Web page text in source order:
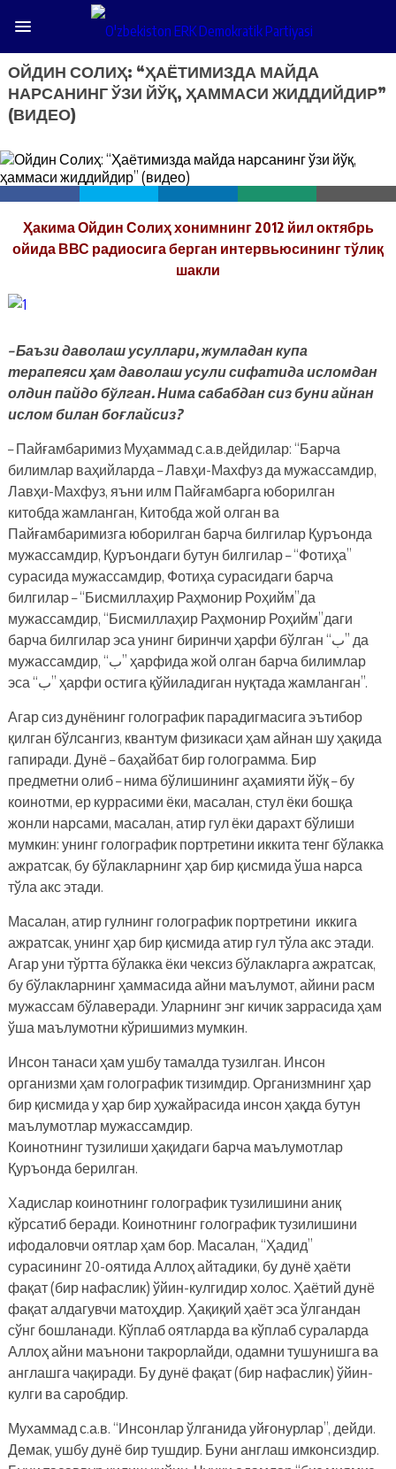
ОЙДИН СОЛИҲ: “ҲАЁТИМИЗДА МАЙДА
НАРСАНИНГ ЎЗИ ЙЎҚ, ҲАММАСИ ЖИДДИЙДИР”
(ВИДЕО)
Ҳакима Ойдин Солиҳ хонимнинг 2012 йил октябрь
ойида ВВС радиосига берган интервьюсининг тўлиқ
шакли
– Баъзи даволаш усуллари, жумладан купа
терапеяси ҳам даволаш усули сифатида исломдан
олдин пайдо бўлган. Нима сабабдан сиз буни айнан
ислом билан боғлайсиз?
– Пайғамбаримиз Муҳаммад с.а.в.дeйдилар: “Барча
билимлар ваҳийларда – Лавҳи-Махфуз да мужассамдир,
Лавҳи-Махфуз, яъни илм Пайғамбарга юборилган
китобда жамланган, Китобда жой олган ва
Пайғамбаримизга юборилган барча билгилар Қуръонда
мужассамдир, Қуръондаги бутун билгилар – “Фотиҳа”
сурасида мужассамдир, Фотиҳа сурасидаги барча
билгилар – “Бисмиллаҳир Раҳмонир Роҳийм”да
мужассамдир, “Бисмиллаҳир Раҳмонир Роҳийм”даги
барча билгилар эса унинг биринчи ҳарфи бўлган “ﺏ‎‎” да
мужассамдир, “ﺏ‎‎” ҳарфида жой олган барча билимлар
эса “ﺏ‎‎” ҳарфи остига қўйиладиган нуқтада жамланган”.
Агар сиз дунёнинг голографик парадигмасига эътибор
қилган бўлсангиз, квантум физикаси ҳам айнан шу ҳақида
гапиради. Дунё – баҳайбат бир голограмма. Бир
предметни олиб – нима бўлишининг аҳамияти йўқ – бу
коинотми, ер куррасими ёки, масалан, стул ёки бошқа
жонли нарсами, масалан, атир гул ёки дарахт бўлиши
мумкин: унинг голографик портретини иккита тенг бўлакка
ажратсак, бу бўлакларнинг ҳар бир қисмида ўша нарса
тўла акс этади.
Масалан, атир гулнинг голографик портретини иккига
ажратсак, унинг ҳар бир қисмида атир гул тўла акс этади.
Агар уни тўртта бўлакка ёки чексиз бўлакларга ажратсак,
бу бўлакларнинг ҳаммасида айни маълумот, айини расм
мужассам бўлаверади. Уларнинг энг кичик заррасида ҳам
ўша маълумотни кўришимиз мумкин.
Инсон танаси ҳам ушбу тамалда тузилган. Инсон
организми ҳам голографик тизимдир. Организмнинг ҳар
бир қисмида у ҳар бир ҳужайрасида инсон ҳақда бутун
маълумотлар мужассамдир.
Коинотнинг тузилиши ҳақидаги барча маълумотлар
Қуръонда берилган.
Хадислар коинотнинг голографик тузилишини аниқ
кўрсатиб беради. Коинотнинг голографик тузилишини
ифодаловчи оятлар ҳам бор. Масалан, “Ҳадид”
сурасининг 20-оятида Аллоҳ айтадики, бу дунё ҳаёти
фақат (бир нафаслик) ўйин-кулгидир холос. Ҳаётий дунё
фақат алдагувчи матоҳдир. Ҳақиқий ҳаёт эса ўлгандан
сўнг бошланади. Кўплаб оятларда ва кўплаб сураларда
Аллоҳ айни маънони такрорлайди, одамни тушунишга ва
англашга чақиради. Бу дунё фақат (бир нафаслик) ўйин-
кулги ва саробдир.
Мухаммад с.а.в. “Инсонлар ўлганида уйғонурлар”, дейди.
Демак, ушбу дунё бир тушдир. Буни англаш имконсиздир.